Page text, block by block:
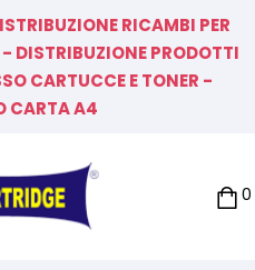
RICAMBI PER
DISTRIBUZIONE PRODOTTI
CARTUCCE E TONER -
CARTA A4
0